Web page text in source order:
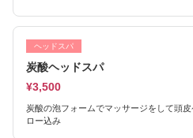
ヘッドスパ
炭酸ヘッドスパ
¥3,500
炭酸の泡フォームでマッサージをして頭
ロー込み